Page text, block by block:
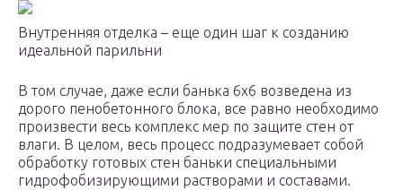
Внутренняя отделка – еще один шаг к созданию
идеальной парильни
В том случае, даже если банька 6х6 возведена из
дорого пенобетонного блока, все равно необходимо
произвести весь комплекс мер по защите стен от
влаги. В целом, весь процесс подразумевает собой
обработку готовых стен баньки специальными
гидрофобизирующими растворами и составами.